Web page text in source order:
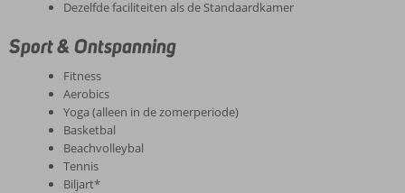
Dezelfde faciliteiten als de Standaardkamer
Sport & Ontspanning
Fitness
Aerobics
Yoga (alleen in de zomerperiode)
Basketbal
Beachvolleybal
Tennis
Biljart*